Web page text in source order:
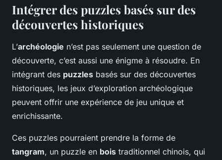
Intégrer des puzzles basés sur des
découvertes historiques
L’archéologie n’est pas seulement une question de
découverte, c’est aussi une énigme à résoudre. En
intégrant des puzzles basés sur des découvertes
historiques, les jeux d’exploration archéologique
peuvent offrir une expérience de jeu unique et
enrichissante.
Ces puzzles pourraient prendre la forme de
tangram, un puzzle en bois traditionnel chinois, qui